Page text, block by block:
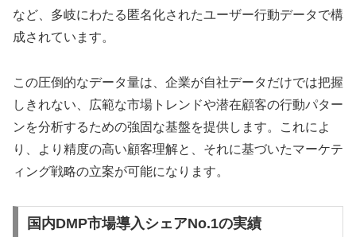
など、多岐にわたる匿名化されたユーザー行動データで構
成されています。
この圧倒的なデータ量は、企業が自社データだけでは把握
しきれない、広範な市場トレンドや潜在顧客の行動パター
ンを分析するための強固な基盤を提供します。これによ
り、より精度の高い顧客理解と、それに基づいたマーケテ
ィング戦略の立案が可能になります。
国内DMP市場導入シェアNo.1の実績